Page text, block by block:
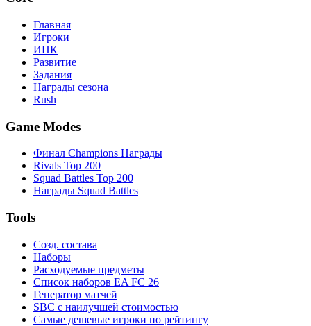
Главная
Игроки
ИПК
Развитие
Задания
Награды сезона
Rush
Game Modes
Финал Champions Награды
Rivals Top 200
Squad Battles Top 200
Награды Squad Battles
Tools
Созд. состава
Наборы
Расходуемые предметы
Список наборов EA FC 26
Генератор матчей
SBC с наилучшей стоимостью
Самые дешевые игроки по рейтингу